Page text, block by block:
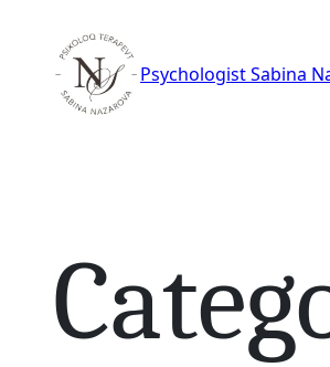
content
Psychologist Sabina